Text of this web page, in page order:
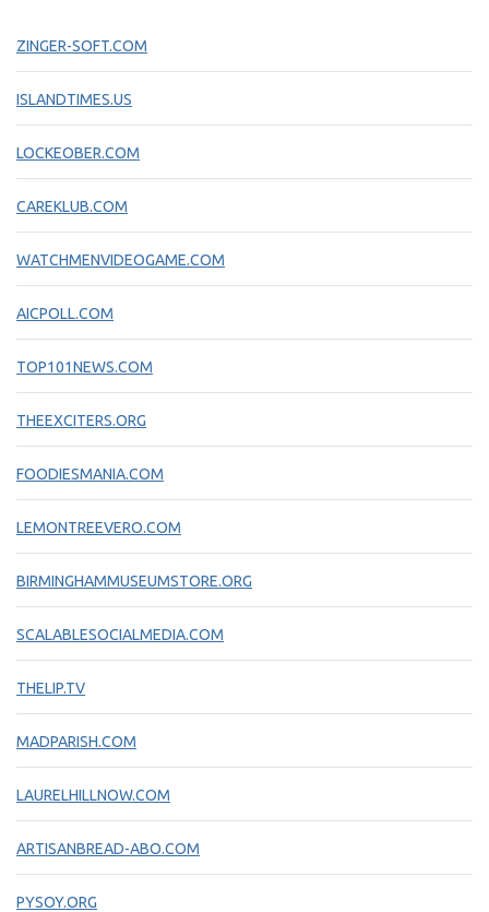
ZINGER-SOFT.COM
ISLANDTIMES.US
LOCKEOBER.COM
CAREKLUB.COM
WATCHMENVIDEOGAME.COM
AICPOLL.COM
TOP101NEWS.COM
THEEXCITERS.ORG
FOODIESMANIA.COM
LEMONTREEVERO.COM
BIRMINGHAMMUSEUMSTORE.ORG
SCALABLESOCIALMEDIA.COM
THELIP.TV
MADPARISH.COM
LAURELHILLNOW.COM
ARTISANBREAD-ABO.COM
PYSOY.ORG